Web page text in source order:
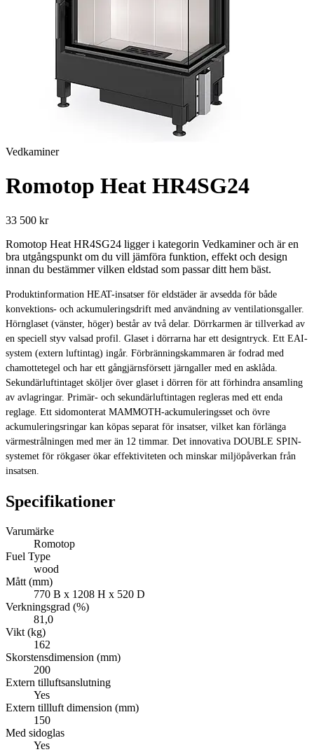
Vedkaminer
Romotop Heat HR4SG24
33 500 kr
Romotop Heat HR4SG24 ligger i kategorin Vedkaminer och är en
bra utgångspunkt om du vill jämföra funktion, effekt och design
innan du bestämmer vilken eldstad som passar ditt hem bäst.
Produktinformation HEAT-insatser för eldstäder är avsedda för både
konvektions- och ackumuleringsdrift med användning av ventilationsgaller.
Hörnglaset (vänster, höger) består av två delar. Dörrkarmen är tillverkad av
en speciell styv valsad profil. Glaset i dörrarna har ett designtryck. Ett EAI-
system (extern luftintag) ingår. Förbränningskammaren är fodrad med
chamottetegel och har ett gångjärnsförsett järngaller med en asklåda.
Sekundärluftintaget sköljer över glaset i dörren för att förhindra ansamling
av avlagringar. Primär- och sekundärluftintagen regleras med ett enda
reglage. Ett sidomonterat MAMMOTH-ackumuleringsset och övre
ackumuleringsringar kan köpas separat för insatser, vilket kan förlänga
värmestrålningen med mer än 12 timmar. Det innovativa DOUBLE SPIN-
systemet för rökgaser ökar effektiviteten och minskar miljöpåverkan från
insatsen.
Specifikationer
Varumärke
Romotop
Fuel Type
wood
Mått (mm)
770 B x 1208 H x 520 D
Verkningsgrad (%)
81,0
Vikt (kg)
162
Skorstensdimension (mm)
200
Extern tilluftsanslutning
Yes
Extern tillluft dimension (mm)
150
Med sidoglas
Yes